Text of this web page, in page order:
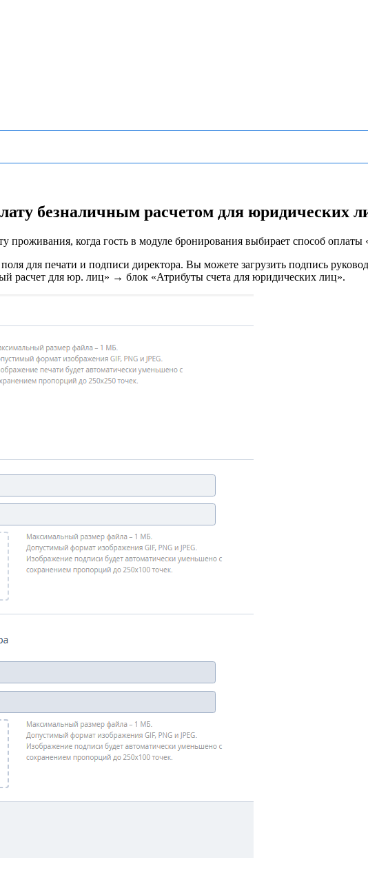
безналичным расчетом для юридических
проживания, когда гость в модуле бронирования выбирает способ
для печати и подписи директора. Вы можете загрузить подпись
для юр. лиц» → блок «Атрибуты счета для юридических лиц».